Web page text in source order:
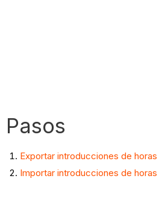
Pasos
Exportar introducciones de
Importar introducciones de